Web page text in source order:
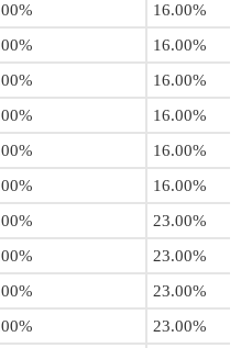
16.00%
16.00%
16.00%
16.00%
16.00%
16.00%
23.00%
23.00%
23.00%
23.00%